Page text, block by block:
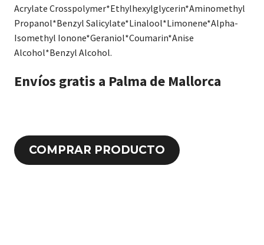
Acrylate Crosspolymer*Ethylhexylglycerin*Aminomethyl
Propanol*Benzyl Salicylate*Linalool*Limonene*Alpha-
Isomethyl Ionone*Geraniol*Coumarin*Anise
Alcohol*Benzyl Alcohol.
Envíos gratis a Palma de Mallorca
COMPRAR PRODUCTO